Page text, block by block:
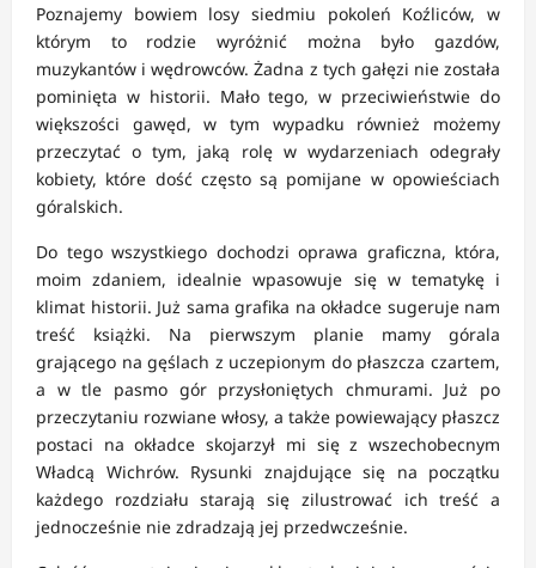
Poznajemy bowiem losy siedmiu pokoleń Koźliców, w
którym to rodzie wyróżnić można było gazdów,
muzykantów i wędrowców. Żadna z tych gałęzi nie została
pominięta w historii. Mało tego, w przeciwieństwie do
większości gawęd, w tym wypadku również możemy
przeczytać o tym, jaką rolę w wydarzeniach odegrały
kobiety, które dość często są pomijane w opowieściach
góralskich.
Do tego wszystkiego dochodzi oprawa graficzna, która,
moim zdaniem, idealnie wpasowuje się w tematykę i
klimat historii. Już sama grafika na okładce sugeruje nam
treść książki. Na pierwszym planie mamy górala
grającego na gęślach z uczepionym do płaszcza czartem,
a w tle pasmo gór przysłoniętych chmurami. Już po
przeczytaniu rozwiane włosy, a także powiewający płaszcz
postaci na okładce skojarzył mi się z wszechobecnym
Władcą Wichrów. Rysunki znajdujące się na początku
każdego rozdziału starają się zilustrować ich treść a
jednocześnie nie zdradzają jej przedwcześnie.